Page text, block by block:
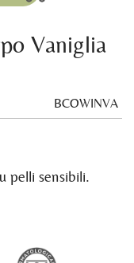
Vaniglia
BCOWINVA
pelli sensibili.